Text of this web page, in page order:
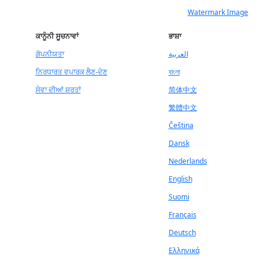
Watermark Image
ਕਾਨੂੰਨੀ ਸੂਚਨਾਵਾਂ
ਗੋਪਨੀਯਤਾ
ਨਿਰਧਾਰਤ ਵਪਾਰਕ ਲੈਣ-ਦੇਣ
ਸੇਵਾ ਦੀਆਂ ਸ਼ਰਤਾਂ
ਭਾਸ਼ਾ
العربية
বাংলা
简体中文
繁體中文
Čeština
Dansk
Nederlands
English
Suomi
Français
Deutsch
Ελληνικά